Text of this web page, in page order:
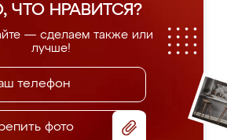
ЧТО НРАВИТСЯ?
— сделаем также или
лучше!
фото